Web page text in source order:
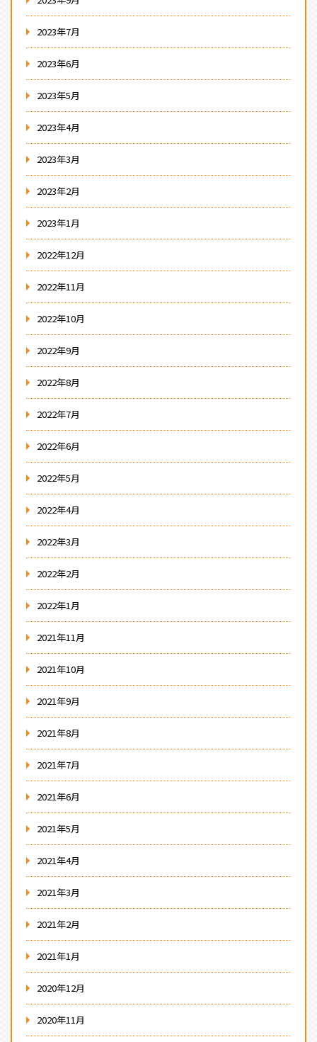
2023年7月
2023年6月
2023年5月
2023年4月
2023年3月
2023年2月
2023年1月
2022年12月
2022年11月
2022年10月
2022年9月
2022年8月
2022年7月
2022年6月
2022年5月
2022年4月
2022年3月
2022年2月
2022年1月
2021年11月
2021年10月
2021年9月
2021年8月
2021年7月
2021年6月
2021年5月
2021年4月
2021年3月
2021年2月
2021年1月
2020年12月
2020年11月